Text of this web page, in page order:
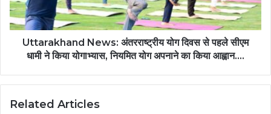
Uttarakhand News: अंतरराष्ट्रीय योग दिवस से पहले सीएम
धामी ने किया योगाभ्यास, नियमित योग अपनाने का किया आह्वान….
Related Articles